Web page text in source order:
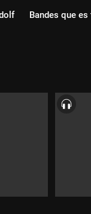
Bandes que